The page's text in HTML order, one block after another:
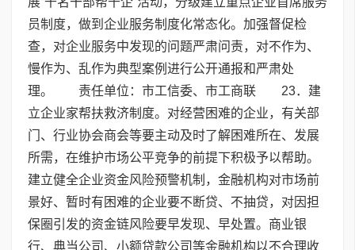
员制度，做到企业服务制度化常态化。加强督促检
查，对企业服务中发现的问题严肃问责，对不作为、
慢作为、乱作为典型案例进行公开通报和严肃处
理。 责任单位：市工信委、市工商联 23．建
立企业家帮扶救济制度。对经营困难的企业，有关部
门、行业协会商会等要主动及时了解困难所在、发展
所需，在维护市场公平竞争的前提下积极予以帮助。
建立健全企业资金风险预警机制，金融机构对市场前
景好、暂时有困难的企业要不断贷、不抽贷，对因担
保圈引发的资金链风险要早发现、早处置。商业银
行、典当公司、小额贷款公司等金融机构以不合理收